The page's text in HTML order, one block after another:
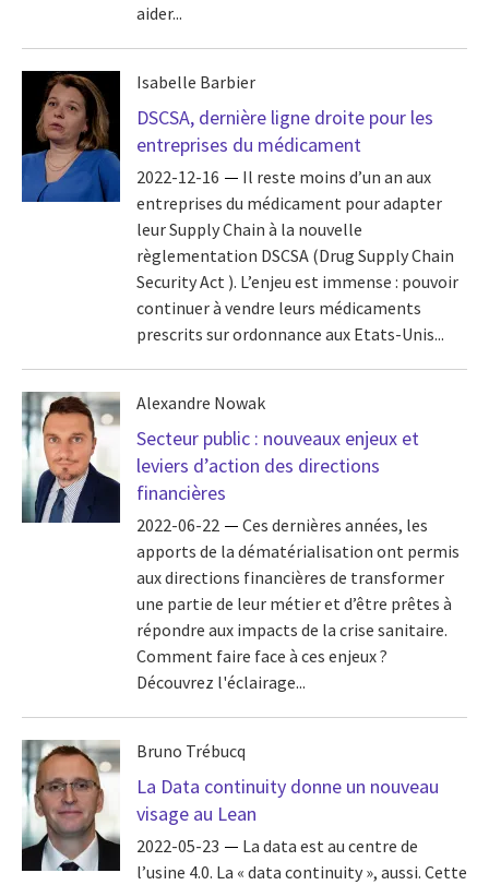
aider...
Isabelle Barbier
DSCSA, dernière ligne droite pour les
entreprises du médicament
2022-12-16
Il reste moins d’un an aux
entreprises du médicament pour adapter
leur Supply Chain à la nouvelle
règlementation DSCSA (Drug Supply Chain
Security Act ). L’enjeu est immense : pouvoir
continuer à vendre leurs médicaments
prescrits sur ordonnance aux Etats-Unis...
Alexandre Nowak
Secteur public : nouveaux enjeux et
leviers d’action des directions
financières
2022-06-22
Ces dernières années, les
apports de la dématérialisation ont permis
aux directions financières de transformer
une partie de leur métier et d’être prêtes à
répondre aux impacts de la crise sanitaire.
Comment faire face à ces enjeux ?
Découvrez l'éclairage...
Bruno Trébucq
La Data continuity donne un nouveau
visage au Lean
2022-05-23
La data est au centre de
l’usine 4.0. La « data continuity », aussi. Cette